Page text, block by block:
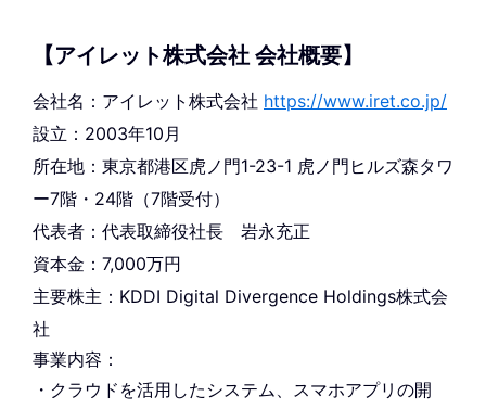
【アイレット株式会社 会社概要】
会社名：アイレット株式会社 https://www.iret.co.jp/
設立：2003年10月
所在地：東京都港区虎ノ門1-23-1 虎ノ門ヒルズ森タワ
ー7階・24階（7階受付）
代表者：代表取締役社長 岩永充正
資本金：7,000万円
主要株主：KDDI Digital Divergence Holdings株式会
社
事業内容：
クラウドを活用したシステム、スマホアプリの開